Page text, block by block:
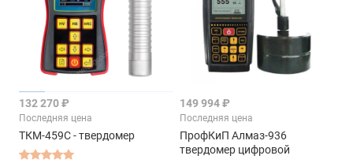
132 270 ₽
Последняя цена
ТКМ-459C - твердомер
149 994 ₽
Последняя цена
ПрофКиП Алмаз-936
твердомер цифровой